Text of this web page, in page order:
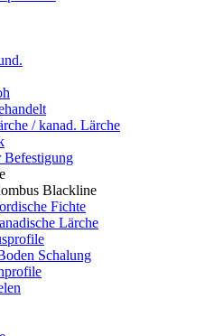
/ kanad. Lärche
Befestigung
Blackline
Fichte
Lärche
Schalung